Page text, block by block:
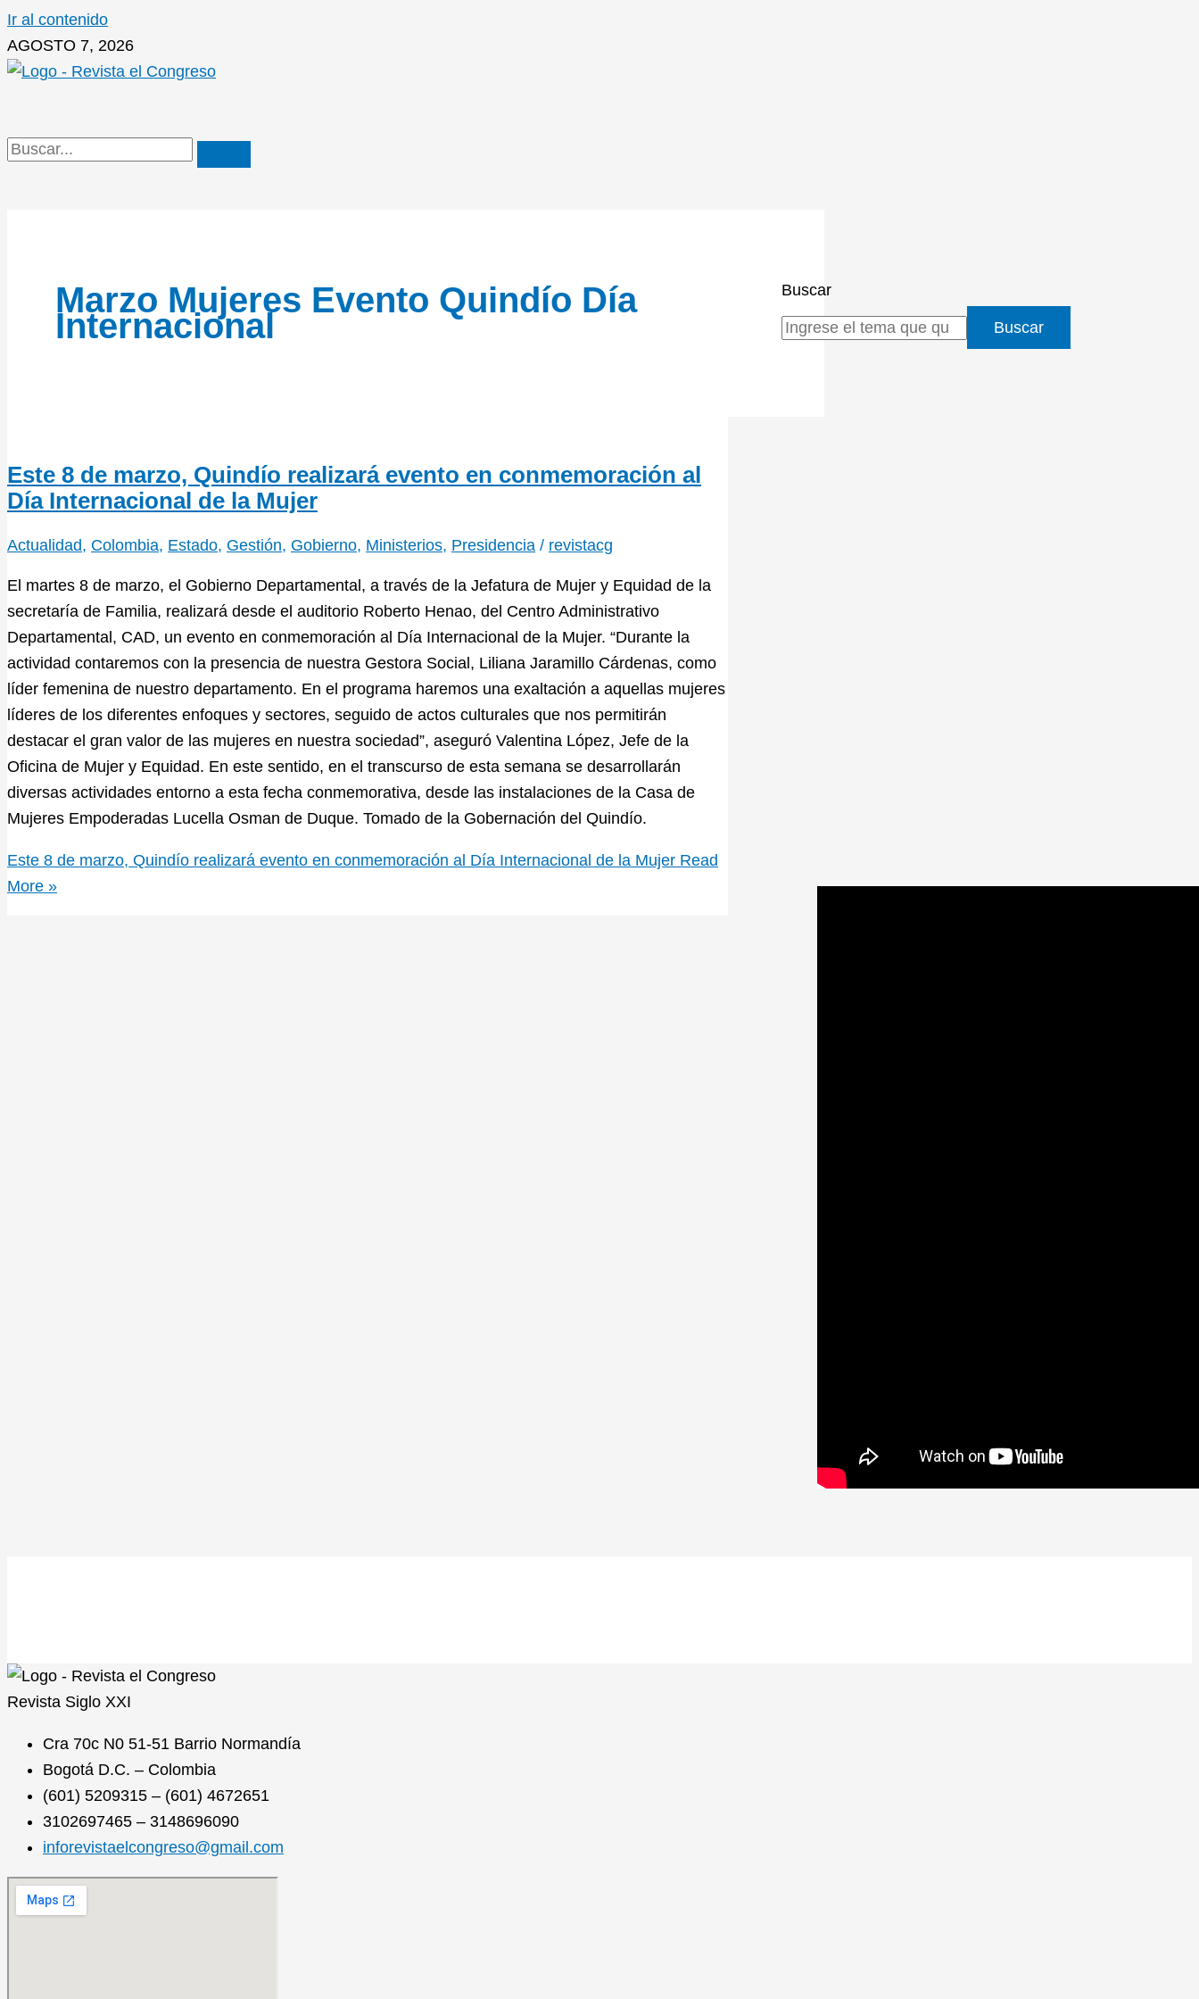
Ir al contenido
AGOSTO 7, 2026
Marzo Mujeres Evento Quindío Día
Internacional
Este 8 de marzo, Quindío realizará evento en conmemoración al
Día Internacional de la Mujer
Actualidad, Colombia, Estado, Gestión, Gobierno, Ministerios, Presidencia / revistacg
El martes 8 de marzo, el Gobierno Departamental, a través de la Jefatura de Mujer y Equidad de la
secretaría de Familia, realizará desde el auditorio Roberto Henao, del Centro Administrativo
Departamental, CAD, un evento en conmemoración al Día Internacional de la Mujer. “Durante la
actividad contaremos con la presencia de nuestra Gestora Social, Liliana Jaramillo Cárdenas, como
líder femenina de nuestro departamento. En el programa haremos una exaltación a aquellas mujeres
líderes de los diferentes enfoques y sectores, seguido de actos culturales que nos permitirán
destacar el gran valor de las mujeres en nuestra sociedad”, aseguró Valentina López, Jefe de la
Oficina de Mujer y Equidad. En este sentido, en el transcurso de esta semana se desarrollarán
diversas actividades entorno a esta fecha conmemorativa, desde las instalaciones de la Casa de
Mujeres Empoderadas Lucella Osman de Duque. Tomado de la Gobernación del Quindío.
Este 8 de marzo, Quindío realizará evento en conmemoración al Día Internacional de la Mujer Read
More »
Buscar
Buscar
Revista Siglo XXI
Cra 70c N0 51-51 Barrio Normandía
Bogotá D.C. – Colombia
(601) 5209315 – (601) 4672651
3102697465 – 3148696090
inforevistaelcongreso@gmail.com